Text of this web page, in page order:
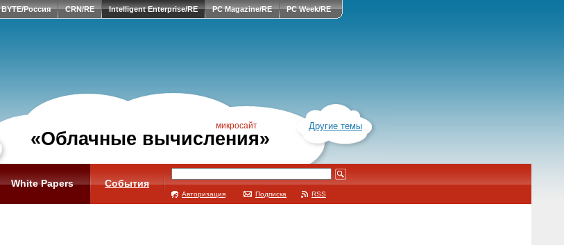
BYTE/Россия CRN/RE Intelligent Enterprise/RE PC Magazine/RE PC Week/RE
микросайт
«Облачные вычисления»
Другие темы
White Papers События
Авторизация Подписка RSS